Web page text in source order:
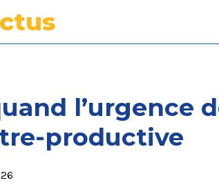
l’urgence
productive